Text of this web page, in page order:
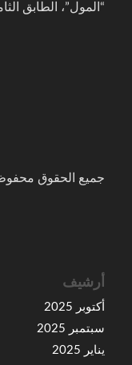
“المول”، الطابق
جميع الحقوق محفوظة.
أرشيف
أكتوبر 2025
سبتمبر 2025
يناير 2025